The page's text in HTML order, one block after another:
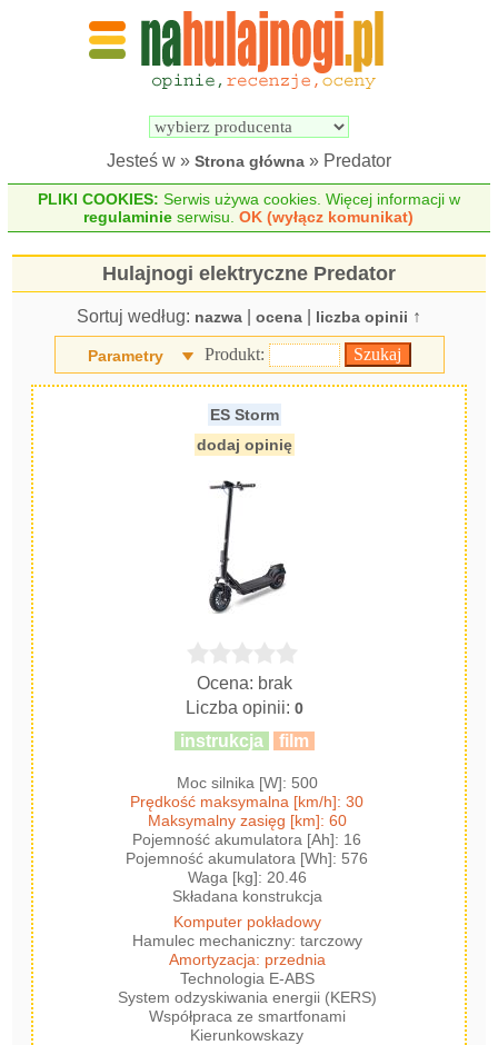
Wyszukiwarka
elektrycznych
Jesteś w » Strona główna » Predator
PLIKI COOKIES: Serwis używa cookies. Więcej informacji w
regulaminie serwisu.OK (wyłącz komunikat)
Hulajnogi elektryczne Predator
Sortuj według: nazwa ocena liczba opinii ↑
Parametry Produkt:
ES Storm
dodaj opinię
Ocena: brak
Liczba opinii:0
instrukcja film
Moc silnika [W]: 500
Prędkość maksymalna [km/h]: 30
Maksymalny zasięg [km]: 60
Pojemność akumulatora [Ah]: 16
Pojemność akumulatora [Wh]: 576
Waga [kg]: 20.46
Składana konstrukcja
Komputer pokładowy
Hamulec mechaniczny: tarczowy
Amortyzacja: przednia
Technologia E-ABS
System odzyskiwania energii (KERS)
Współpraca ze smartfonami
Kierunkowskazy